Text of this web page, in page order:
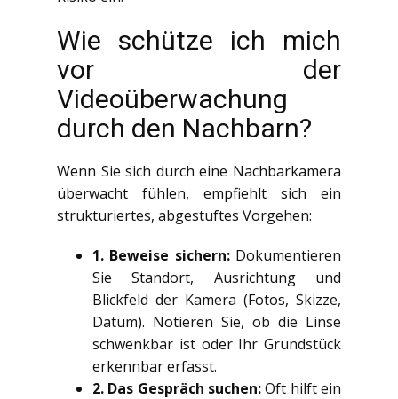
Wie schütze ich mich
vor der
Videoüberwachung
durch den Nachbarn?
Wenn Sie sich durch eine Nachbarkamera
überwacht fühlen, empfiehlt sich ein
strukturiertes, abgestuftes Vorgehen:
1. Beweise sichern:Dokumentieren
Sie Standort, Ausrichtung und
Blickfeld der Kamera (Fotos, Skizze,
Datum). Notieren Sie, ob die Linse
schwenkbar ist oder Ihr Grundstück
erkennbar erfasst.
2. Das Gespräch suchen:Oft hilft ein